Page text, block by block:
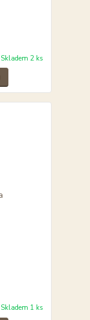
Skladem 2 ks
Skladem 1 ks